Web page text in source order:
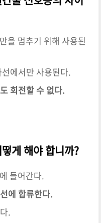
을 멈추기 위해 사용된
에서만 사용된다.
회전할 수 없다.
게 해야 합니까?
들어간다.
에 합류한다.
.